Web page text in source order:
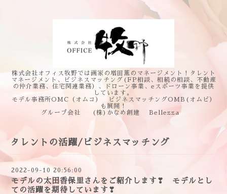
株式会社オフィス牧野では画家の増田薫のマネージメント！タレント
マネージメント、ビジネスマッチング(FP相談、相続の相談、不動産
の仲介業務、住宅関連業務）、ドローン事業、eスポーツ事業を提供
しています。
モデル事務所OMC（オムコ） ビジネスマッチングOMB(オムビ）
も展開！
グループ会社 (株)かなめ創建 Bellezza
タレントの活躍/ビジネスマッチング
2022-09-10 20:56:00
モデルの太田香保里さんをご紹介します❣ モデルとし
ての活躍を期待しています❣